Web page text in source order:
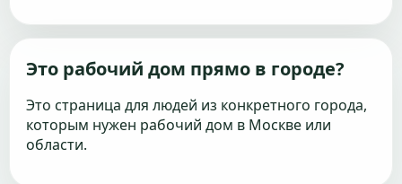
Это рабочий дом прямо в городе?
Это страница для людей из конкретного города,
которым нужен рабочий дом в Москве или
области.